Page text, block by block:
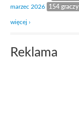
marzec 2026
154 graczy
więcej ›
Reklama